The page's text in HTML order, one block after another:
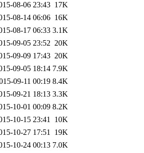
08-06 23:43 17K
08-14 06:06 16K
08-17 06:33 3.1K
09-05 23:52 20K
09-09 17:43 20K
09-05 18:14 7.9K
09-11 00:19 8.4K
09-21 18:13 3.3K
10-01 00:09 8.2K
10-15 23:41 10K
10-27 17:51 19K
10-24 00:13 7.0K